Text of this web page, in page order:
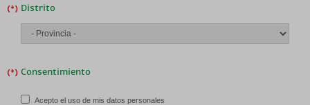
Distrito
Consentimiento
Acepto el uso de mis datos personales